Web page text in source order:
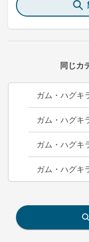
同じカ
ガム・ハグキ
ガム・ハグキ
ガム・ハグキ
ガム・ハグキ